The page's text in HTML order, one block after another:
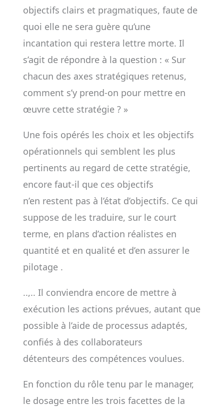
objectifs clairs et pragmatiques, faute de
quoi elle ne sera guère qu’une
incantation qui restera lettre morte. Il
s’agit de répondre à la question : « Sur
chacun des axes stratégiques retenus,
comment s’y prend-on pour mettre en
œuvre cette stratégie ? »
Une fois opérés les choix et les objectifs
opérationnels qui semblent les plus
pertinents au regard de cette stratégie,
encore faut-il que ces objectifs
n’en restent pas à l’état d’objectifs. Ce qui
suppose de les traduire, sur le court
terme, en plans d’action réalistes en
quantité et en qualité et d’en assurer le
pilotage .
..,.. Il conviendra encore de mettre à
exécution les actions prévues, autant que
possible à l’aide de processus adaptés,
confiés à des collaborateurs
détenteurs des compétences voulues.
En fonction du rôle tenu par le manager,
le dosage entre les trois facettes de la